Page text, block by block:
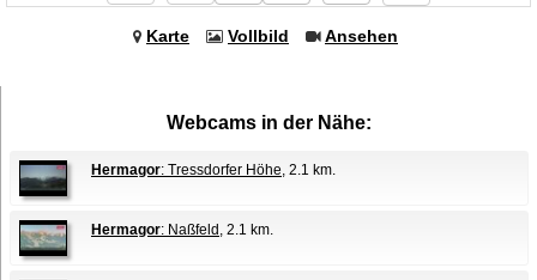
Karte Vollbild Ansehen
Webcams in der Nähe:
Hermagor: Tressdorfer Höhe, 2.1 km.
Hermagor: Naßfeld , 2.1 km.